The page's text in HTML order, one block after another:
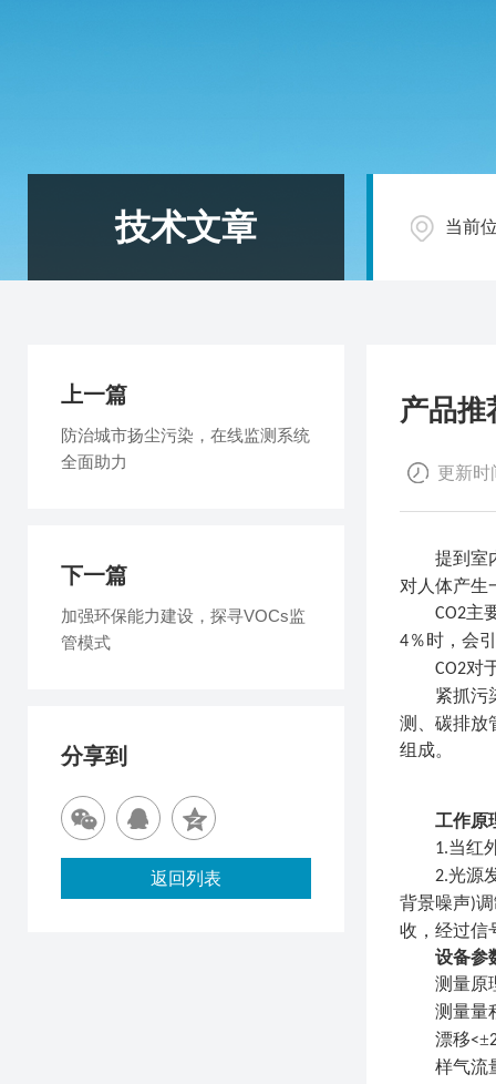
技术文章 当前
产品推
更新时
提到室
对人体产生
CO2主
4％时，会
CO2对
紧抓污
测、碳排放
组成。
工作原
1.当红
2.光源
背景噪声)
收，经过信
设备参
测量原
测量量
漂移<±
样气流
上一篇
防治城市扬尘污染，在线监测系统
全面助力
下一篇
加强环保能力建设，探寻VOCs监
管模式
分享到
返回列表